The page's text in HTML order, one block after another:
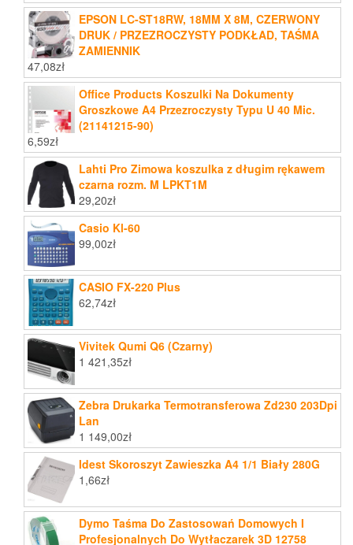
EPSON LC-ST18RW, 18MM X 8M, CZERWONY
DRUK / PRZEZROCZYSTY PODKŁAD, TAŚMA
ZAMIENNIK
47,08zł
Office Products Koszulki Na Dokumenty
Groszkowe A4 Przezroczysty Typu U 40 Mic.
(21141215-90)
6,59zł
Lahti Pro Zimowa koszulka z długim rękawem
czarna rozm. M LPKT1M
29,20zł
Casio Kl-60
99,00zł
CASIO FX-220 Plus
62,74zł
Vivitek Qumi Q6 (Czarny)
1 421,35zł
Zebra Drukarka Termotransferowa Zd230 203Dpi
Lan
1 149,00zł
Idest Skoroszyt Zawieszka A4 1/1 Biały 280G
1,66zł
Dymo Taśma Do Zastosowań Domowych I
Profesjonalnych Do Wytłaczarek 3D 12758